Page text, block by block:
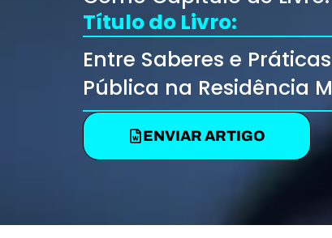
Título do Livro:
Entre Saberes e
Pública na Residência
ENVIAR ARTIGO